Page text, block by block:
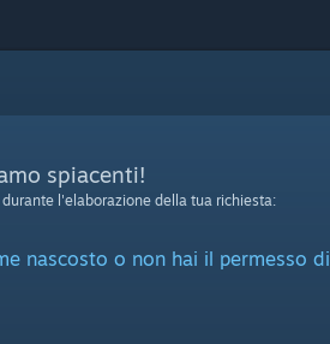
spiacenti!
l'elaborazione della tua richiesta:
nascosto o non hai il permesso